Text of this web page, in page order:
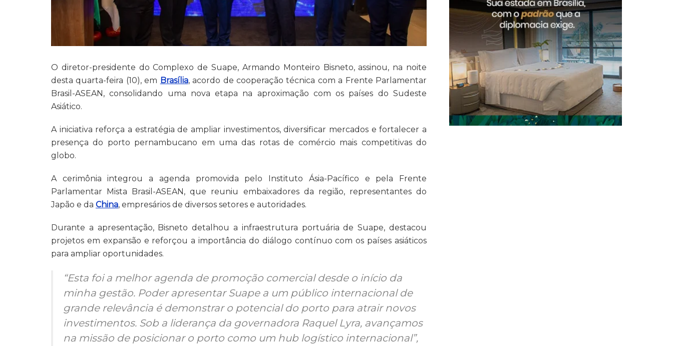
O diretor-presidente do Complexo de Suape, Armando Monteiro Bisneto, assinou, na noite
desta quarta-feira (10), em Brasília, acordo de cooperação técnica com a Frente Parlamentar
Brasil-ASEAN, consolidando uma nova etapa na aproximação com os países do Sudeste
Asiático.
A iniciativa reforça a estratégia de ampliar investimentos, diversificar mercados e fortalecer a
presença do porto pernambucano em uma das rotas de comércio mais competitivas do
globo.
A cerimônia integrou a agenda promovida pelo Instituto Ásia-Pacífico e pela Frente
Parlamentar Mista Brasil-ASEAN, que reuniu embaixadores da região, representantes do
Japão e da China, empresários de diversos setores e autoridades.
Durante a apresentação, Bisneto detalhou a infraestrutura portuária de Suape, destacou
projetos em expansão e reforçou a importância do diálogo contínuo com os países asiáticos
para ampliar oportunidades.
“Esta foi a melhor agenda de promoção comercial desde o início da
minha gestão. Poder apresentar Suape a um público internacional de
grande relevância é demonstrar o potencial do porto para atrair novos
investimentos. Sob a liderança da governadora Raquel Lyra, avançamos
na missão de posicionar o porto como um hub logístico internacional”,